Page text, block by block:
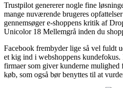
Trustpilot genererer nogle fine
mange nuværende brugeres
gennemsøger e-shoppens kritik af
Unicolor 18 Mellemgrå inden du
Facebook frembyder lige så vel fuldt
et kig ind i webshoppens
firmaer som giver kunderne mulighed
køb, som også bør benyttes til at